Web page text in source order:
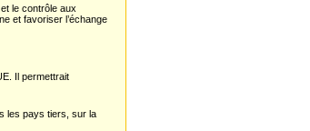
le contrôle aux
et favoriser l’échange
Il permettrait
les pays tiers, sur la